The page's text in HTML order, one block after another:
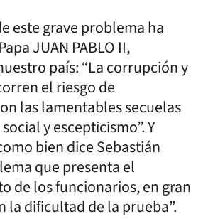
este grave problema ha
JUAN PABLO II,
país: “La corrupción y
el riesgo de
las lamentables secuelas
y escepticismo”. Y
bien dice Sebastián
que presenta el
de los funcionarios, en gran
la dificultad de la prueba”.